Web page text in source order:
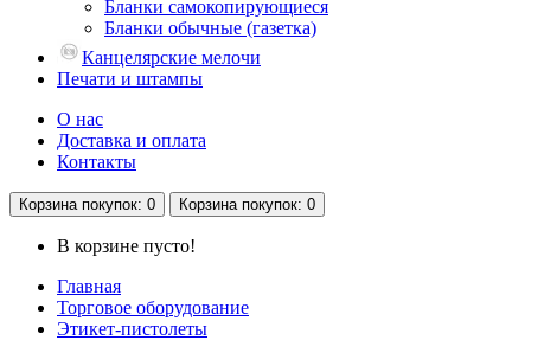
Бланки самокопирующиеся
Бланки обычные (газетка)
Канцелярские мелочи
Печати и штампы
О нас
Доставка и оплата
Контакты
Корзинапокупок: 0 Корзинапокупок: 0
В корзине пусто!
Главная
Торговое оборудование
Этикет-пистолеты